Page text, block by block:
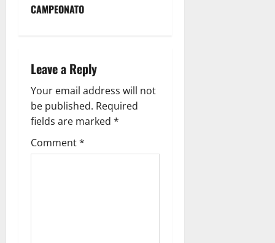
n
v
i
g
a
CAMPEONATO
Leave a Reply
Your email address will not
be published. Required
fields are marked *
Comment*